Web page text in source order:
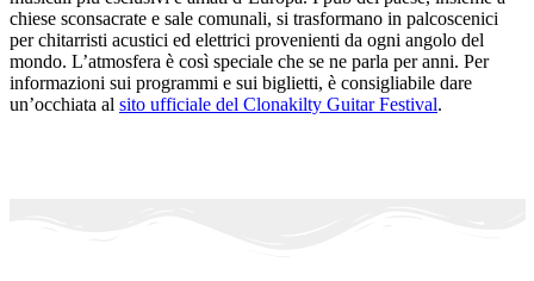
chiese sconsacrate e sale comunali, si trasformano in palcoscenici
per chitarristi acustici ed elettrici provenienti da ogni angolo del
mondo. L’atmosfera è così speciale che se ne parla per anni. Per
informazioni sui programmi e sui biglietti, è consigliabile dare
un’occhiata al sito ufficiale del Clonakilty Guitar Festival.